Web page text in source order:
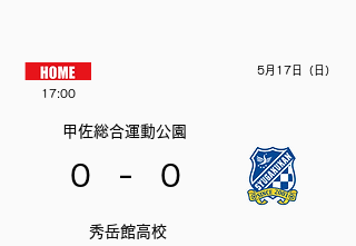
5月17日（日）
17:00
甲佐総合運動公園
0 - 0
秀岳館高校